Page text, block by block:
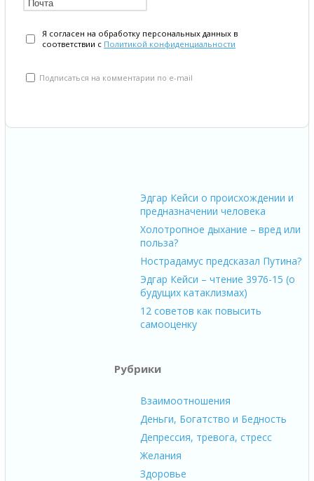
Я согласен на обработку персональных данных в
соответствии с Политикой конфиденциальности
Подписаться на комментарии по e-mail
Эдгар Кейси о происхождении и
предназначении человека
Холотропное дыхание – вред или
польза?
Нострадамус предсказал Путина?
Эдгар Кейси – чтение 3976-15 (о
будущих катаклизмах)
12 советов как повысить
самооценку
Рубрики
Взаимоотношения
Деньги, Богатство и Бедность
Депрессия, тревога, стресс
Желания
Здоровье